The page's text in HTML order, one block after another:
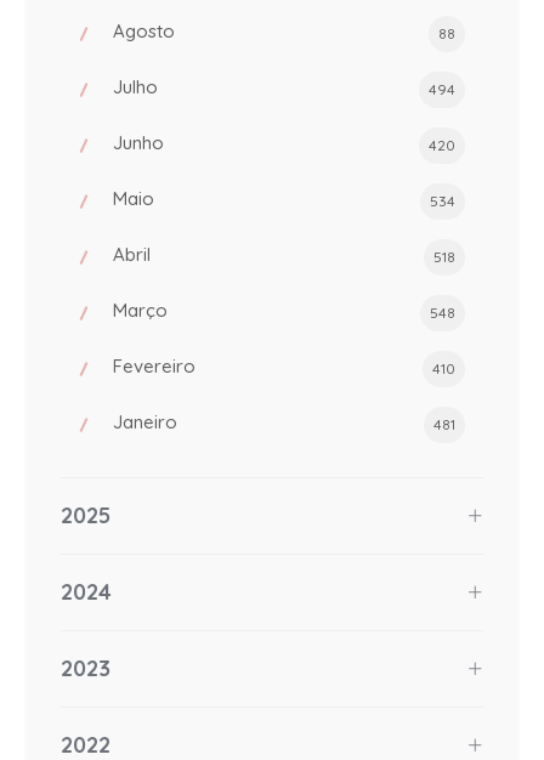
Agosto 88
Julho 494
Junho 420
Maio 534
Abril 518
Março 548
Fevereiro 410
Janeiro 481
2025
2024
2023
2022